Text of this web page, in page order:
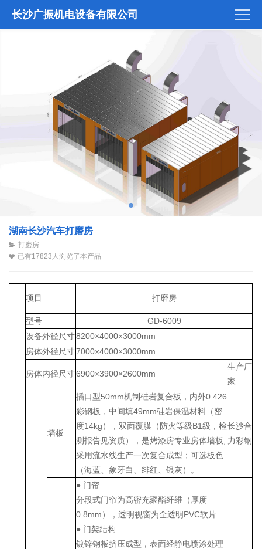
长沙广振机电设备有限公司
湖南长沙汽车打磨房
打磨房
已有17823人浏览了本产品
项目 打磨房
型号
GD-6009
设备外径尺寸8200×4000×3000mm
房体外径尺寸7000×4000×3000mm
房体内径尺寸6900×3900×2600mm
生产厂
家
墙板
插口型50mm机制硅岩复合板，内外0.426
彩钢板，中间填49mm硅岩保温材料（密
度14kg），双面覆膜（ 防火等级B1级，检
测报告见资质）
，是烤漆房专业房体墙板,
采用流水线生产一次复合成型；可选板色
（海蓝、象牙白、绯红、银灰）。
长沙合
力彩钢
● 门帘
分段式门帘为高密充聚酯纤维（厚度
0.8mm），透明视窗为全透明PVC软片
● 门架结构
镀锌钢板挤压成型，表面经静电喷涂处理